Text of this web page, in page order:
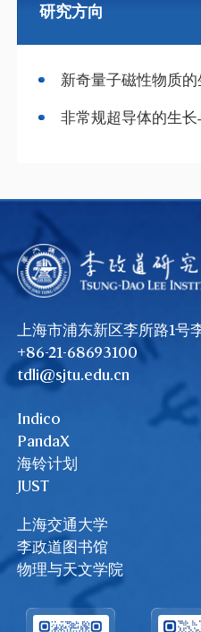
研究方向
新奇量子磁性物质
非常规超导体的生长
上海市浦东新区李所路1号
+86-21-68693100
tdli@sjtu.edu.cn
Indico
PandaX
海铃计划
JUST
上海交通大学
李政道图书馆
物理与天文学院